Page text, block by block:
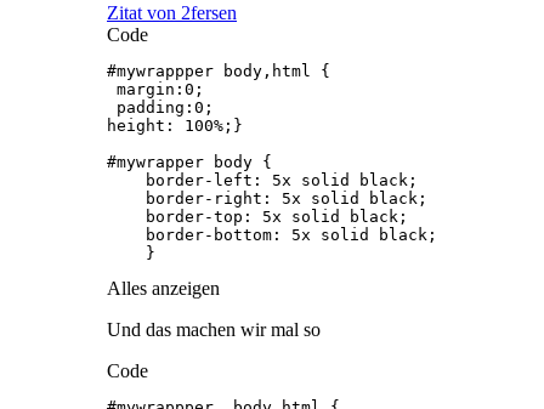
Zitat von 2fersen
Code
    }
Alles anzeigen
Und das machen wir mal so
Code